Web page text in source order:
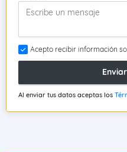
Acepto recibir información
Al enviar tus datos aceptas los